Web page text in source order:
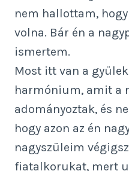
nem hallottam,
volna. Bár én a
ismertem.
Most itt van a
harmónium, amit a
adományoztak, és
hogy azon az én
nagyszüleim
fiatalkorukat, mert